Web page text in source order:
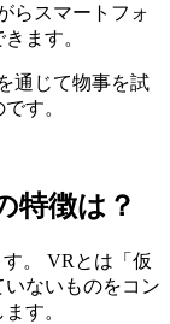
らスマートフォ
ます。
通じて物事を試
す。
特徴は？
。 VRとは「仮
ないものをコン
す。